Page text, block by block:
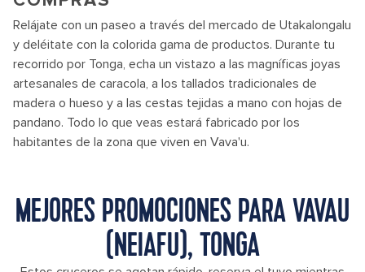
Relájate con un paseo a través del mercado de Utakalongalu
y deléitate con la colorida gama de productos. Durante tu
recorrido por Tonga, echa un vistazo a las magníficas joyas
artesanales de caracola, a los tallados tradicionales de
madera o hueso y a las cestas tejidas a mano con hojas de
pandano. Todo lo que veas estará fabricado por los
habitantes de la zona que viven en Vava'u.
MEJORES PROMOCIONES PARA VAVAU
(NEIAFU), TONGA